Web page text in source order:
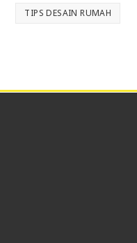
TIPS DESAIN RUMAH